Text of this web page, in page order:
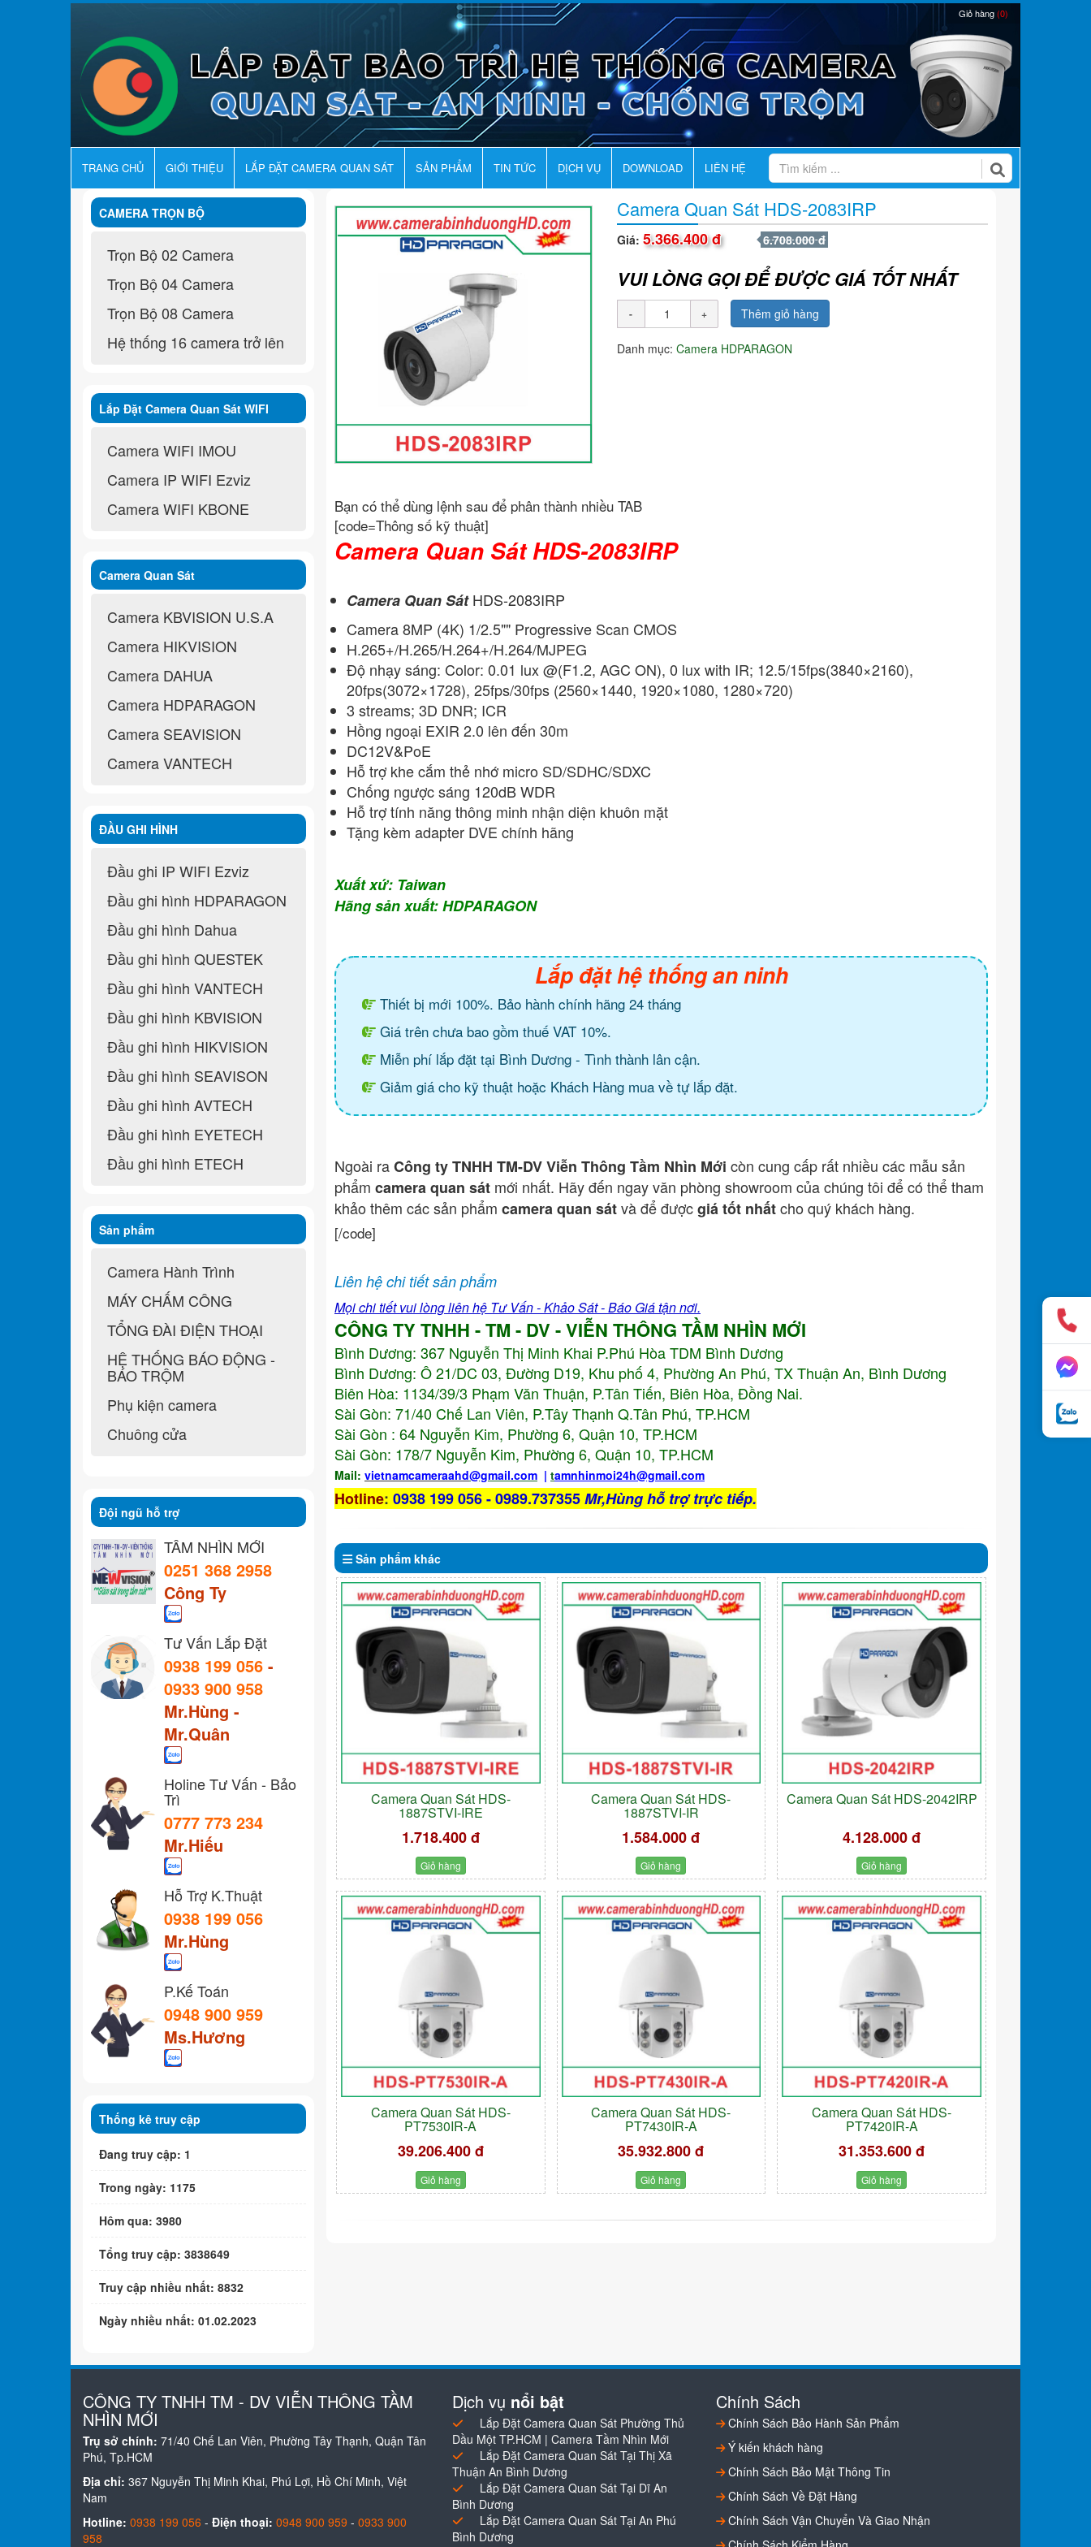
Giỏ hàng(0)
TRANG CHỦ GIỚI THIỆU LẮP ĐẶT CAMERA QUAN SÁT SẢN PHẨM TIN TỨC DỊCH VỤ DOWNLOAD LIÊN HỆ
Camera Quan Sát HDS-2083IRP
Giá: 5.366.400 đ 6.708.000 đ
VUI LÒNG GỌI ĐỂ ĐƯỢC GIÁ TỐT NHẤT
Thêm giỏ hàng
Danh mục: Camera HDPARAGON
Bạn có thể dùng lệnh sau để phân thành nhiều TAB
[code=Thông số kỹ thuật]
Camera Quan Sát HDS-2083IRP
Camera Quan SátHDS-2083IRP
Camera 8MP (4K) 1/2.5"" Progressive Scan CMOS
H.265+/H.265/H.264+/H.264/MJPEG
Độ nhạy sáng: Color: 0.01 lux @(F1.2, AGC ON), 0 lux with IR; 12.5/15fps(3840×2160),
20fps(3072×1728), 25fps/30fps (2560×1440, 1920×1080, 1280×720)
3 streams; 3D DNR; ICR
Hồng ngoại EXIR 2.0 lên đến 30m
DC12V&PoE
Hỗ trợ khe cắm thẻ nhớ micro SD/SDHC/SDXC
Chống ngược sáng 120dB WDR
Hỗ trợ tính năng thông minh nhận diện khuôn mặt
Tặng kèm adapter DVE chính hãng
Xuất xứ: Taiwan
Hãng sản xuất: HDPARAGON
Lắp đặt hệ thống an ninh
Thiết bị mới 100%. Bảo hành chính hãng 24 tháng
Giá trên chưa bao gồm thuế VAT 10%.
Miễn phí lắp đặt tại Bình Dương - Tình thành lân cận.
Giảm giá cho kỹ thuật hoặc Khách Hàng mua về tự lắp đặt.
Ngoài raCông ty TNHH TM-DV Viễn Thông Tầm Nhìn Mới còn cung cấp rất nhiều các mẫu sản
phẩm camera quan sát mới nhất. Hãy đến ngay văn phòng showroom của chúng tôi để có thể tham
khảo thêm các sản phẩm camera quan sátvà để đượcgiá tốt nhấtcho quý khách hàng.
[/code]
Liên hệ chi tiết sản phẩm
Mọi chi tiết vui lòng liên hệ Tư Vấn - Khảo Sát - Báo Giá tận nơi.
CÔNG TY TNHH - TM - DV - VIỄN THÔNG TẦM NHÌN MỚI
Bình Dương: 367 Nguyễn Thị Minh Khai P.Phú Hòa TDM Bình Dương
Bình Dương: Ô 21/DC 03, Đường D19, Khu phố 4, Phường An Phú, TX Thuận An, Bình Dương
Biên Hòa: 1134/39/3 Phạm Văn Thuận, P.Tân Tiến, Biên Hòa, Đồng Nai.
Sài Gòn: 71/40 Chế Lan Viên, P.Tây Thạnh Q.Tân Phú, TP.HCM
Sài Gòn : 64 Nguyễn Kim, Phường 6, Quận 10, TP.HCM
Sài Gòn: 178/7 Nguyễn Kim, Phường 6, Quận 10, TP.HCM
Mail: vietnamcameraahd@gmail.com | tamnhinmoi24h@gmail.com
Hotline: 0938 199 056 - 0989.737355Mr,Hùng hỗ trợ trực tiếp.
Sản phẩm khác
Camera Quan Sát HDS-
1887STVI-IRE
1.718.400 đ
Giỏ hàng
Camera Quan Sát HDS-
1887STVI-IR
1.584.000 đ
Giỏ hàng
Camera Quan Sát HDS-2042IRP
4.128.000 đ
Giỏ hàng
Camera Quan Sát HDS-
PT7530IR-A
39.206.400 đ
Giỏ hàng
Camera Quan Sát HDS-
PT7430IR-A
35.932.800 đ
Giỏ hàng
Camera Quan Sát HDS-
PT7420IR-A
31.353.600 đ
Giỏ hàng
CAMERA TRỌN BỘ
Trọn Bộ 02 Camera
Trọn Bộ 04 Camera
Trọn Bộ 08 Camera
Hệ thống 16 camera trở lên
Lắp Đặt Camera Quan Sát WIFI
Không Dây
Camera WIFI IMOU
Camera IP WIFI Ezviz
Camera WIFI KBONE
Camera Quan Sát
Camera KBVISION U.S.A
Camera HIKVISION
Camera DAHUA
Camera HDPARAGON
Camera SEAVISION
Camera VANTECH
ĐẦU GHI HÌNH
Đầu ghi IP WIFI Ezviz
Đầu ghi hình HDPARAGON
Đầu ghi hình Dahua
Đầu ghi hình QUESTEK
Đầu ghi hình VANTECH
Đầu ghi hình KBVISION
Đầu ghi hình HIKVISION
Đầu ghi hình SEAVISON
Đầu ghi hình AVTECH
Đầu ghi hình EYETECH
Đầu ghi hình ETECH
Sản phẩm
Camera Hành Trình
MÁY CHẤM CÔNG
TỔNG ĐÀI ĐIỆN THOẠI
HỆ THỐNG BÁO ĐỘNG -
BÁO TRỘM
Phụ kiện camera
Chuông cửa
Đội ngũ hỗ trợ
TẦM NHÌN MỚI
0251 368 2958
Công Ty
Tư Vấn Lắp Đặt
0938 199 056 -
0933 900 958
Mr.Hùng -
Mr.Quân
Holine Tư Vấn - Bảo
Trì
0777 773 234
Mr.Hiếu
Hỗ Trợ K.Thuật
0938 199 056
Mr.Hùng
P.Kế Toán
0948 900 959
Ms.Hương
Thống kê truy cập
Đang truy cập: 1
Trong ngày: 1175
Hôm qua: 3980
Tổng truy cập: 3838649
Truy cập nhiều nhất: 8832
Ngày nhiều nhất: 01.02.2023
CÔNG TY TNHH TM - DV VIỄN THÔNG TẦM
NHÌN MỚI
Trụ sở chính: 71/40 Chế Lan Viên, Phường Tây Thạnh, Quận Tân
Phú, Tp.HCM
Địa chỉ: 367 Nguyễn Thị Minh Khai, Phú Lợi, Hồ Chí Minh, Việt
Nam
Hotline: 0938 199 056 - Điện thoại: 0948 900 959 - 0933 900
958
Dịch vụ nổi bật
Lắp Đặt Camera Quan Sát Phường Thủ
Dầu Một TP.HCM | Camera Tầm Nhìn Mới
Lắp Đặt Camera Quan Sát Tại Thị Xã
Thuận An Bình Dương
Lắp Đặt Camera Quan Sát Tại Dĩ An
Bình Dương
Lắp Đặt Camera Quan Sát Tại An Phú
Bình Dương
Chính Sách
Chính Sách Bảo Hành Sản Phẩm
Ý kiến khách hàng
Chính Sách Bảo Mật Thông Tin
Chính Sách Về Đặt Hàng
Chính Sách Vận Chuyển Và Giao Nhận